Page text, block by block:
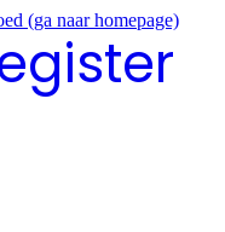
(ga naar homepage)